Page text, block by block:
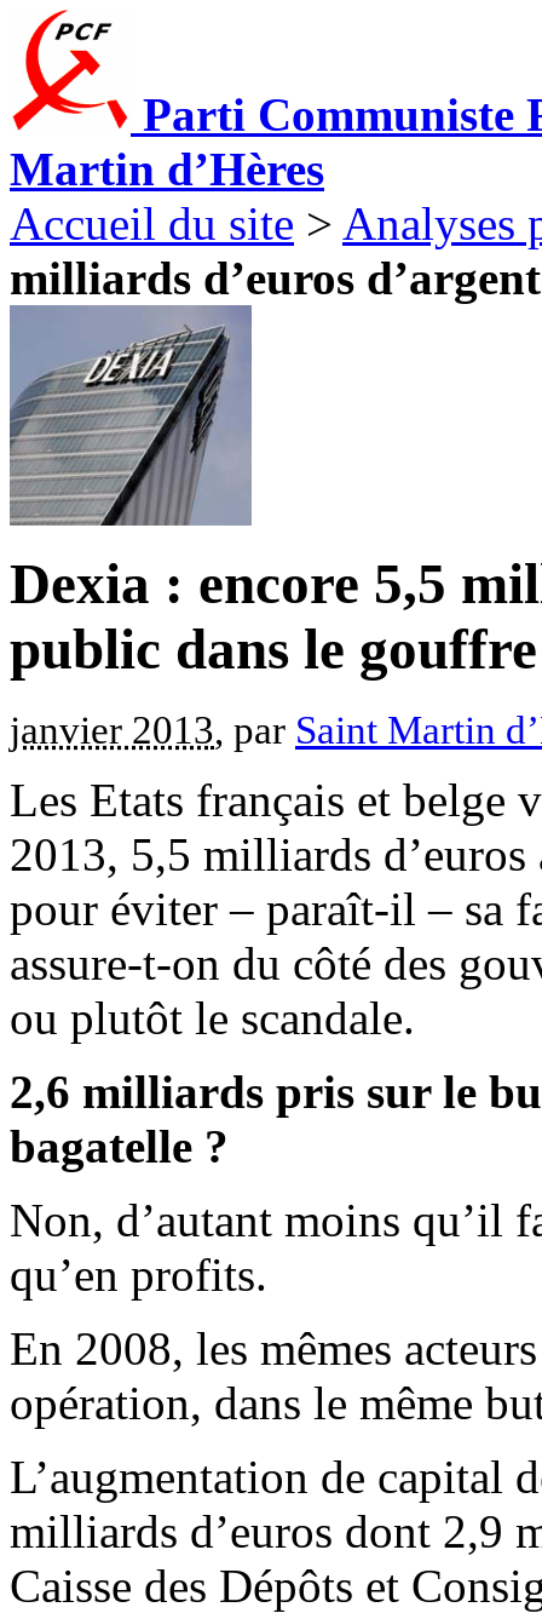
Parti Communiste
Martin d’Hères
Accueil du site > Analyses
milliards d’euros
Dexia : encore 5,5
public dans le
janvier 2013, par Saint Martin
Les Etats français et belge
2013, 5,5 milliards
pour éviter – paraît-il – sa
assure-t-on du côté des
ou plutôt le scandale.
2,6 milliards pris sur le
bagatelle ?
Non, d’autant moins qu’il
qu’en profits.
En 2008, les mêmes
opération, dans le même
L’augmentation de capital
milliards d’euros dont 2,9
Caisse des Dépôts et